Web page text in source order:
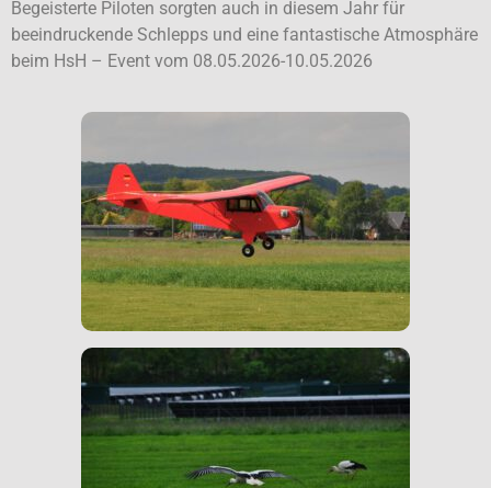
Begeisterte Piloten sorgten auch in diesem Jahr für
beeindruckende Schlepps und eine fantastische Atmosphäre
beim HsH – Event vom 08.05.2026-10.05.2026